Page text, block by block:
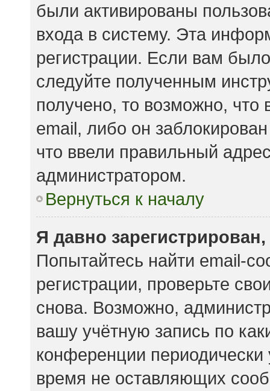
были активированы
входа в систему. Эта
регистрации. Если вам
следуйте полученным
получено, то возможно,
email, либо он
что ввели правильный
администратором.
Вернуться к началу
Я давно
Попытайтесь найти email-
регистрации, проверьте
снова. Возможно,
вашу учётную запись по
конференции
время не оставляющих